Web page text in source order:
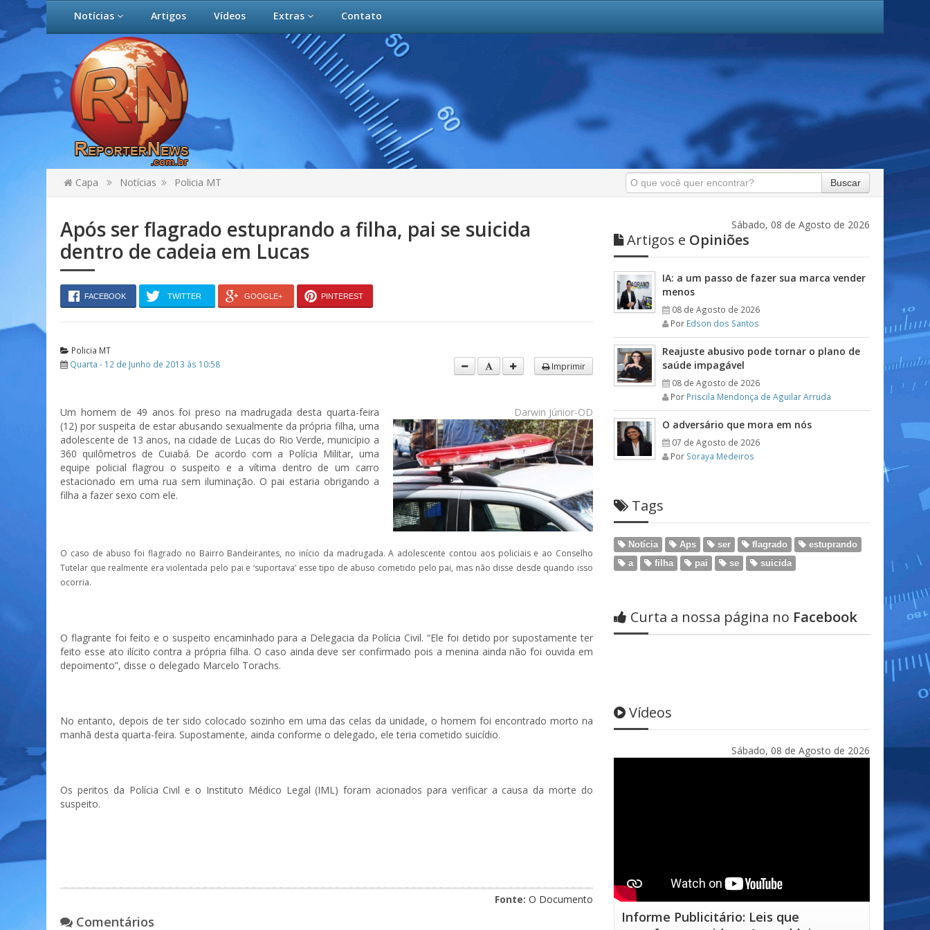
Notícias Artigos Vídeos Extras Contato
Capa Notícias Policia MT Buscar
Após ser flagrado estuprando a filha, pai se suicida
dentro de cadeia em Lucas
FACEBOOK TWITTER GOOGLE+ PINTEREST
Policia MT
Quarta - 12 de Junho de 2013 às 10:58
Imprimir
Darwin Júnior-OD
Um homem de 49 anos foi preso na madrugada desta quarta-feira
(12) por suspeita de estar abusando sexualmente da própria filha, uma
adolescente de 13 anos, na cidade de Lucas do Rio Verde, município a
360 quilômetros de Cuiabá. De acordo com a Polícia Militar, uma
equipe policial flagrou o suspeito e a vítima dentro de um carro
estacionado em uma rua sem iluminação. O pai estaria obrigando a
filha a fazer sexo com ele.
O caso de abuso foi flagrado no Bairro Bandeirantes, no início da madrugada. A adolescente contou aos policiais e ao Conselho
Tutelar que realmente era violentada pelo pai e ‘suportava’ esse tipo de abuso cometido pelo pai, mas não disse desde quando isso
ocorria.
O flagrante foi feito e o suspeito encaminhado para a Delegacia da Polícia Civil. “Ele foi detido por supostamente ter
feito esse ato ilícito contra a própria filha. O caso ainda deve ser confirmado pois a menina ainda não foi ouvida em
depoimento”, disse o delegado Marcelo Torachs.
No entanto, depois de ter sido colocado sozinho em uma das celas da unidade, o homem foi encontrado morto na
manhã desta quarta-feira. Supostamente, ainda conforme o delegado, ele teria cometido suicídio.
Os peritos da Polícia Civil e o Instituto Médico Legal (IML) foram acionados para verificar a causa da morte do
suspeito.
Fonte: O Documento
Comentários
Sábado, 08 de Agosto de 2026
Artigos e Opiniões
IA: a um passo de fazer sua marca vender
menos
08 de Agosto de 2026
Por Edson dos Santos
Reajuste abusivo pode tornar o plano de
saúde impagável
08 de Agosto de 2026
Por Priscila Mendonça de Aguilar Arruda
O adversário que mora em nós
07 de Agosto de 2026
Por Soraya Medeiros
Tags
Notícia Aps ser flagrado
estuprando
a
filha pai se suicida
Curta a nossa página no Facebook
Vídeos
Sábado, 08 de Agosto de 2026
Informe Publicitário: Leis que